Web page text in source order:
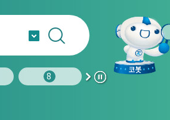
8 9
다 정